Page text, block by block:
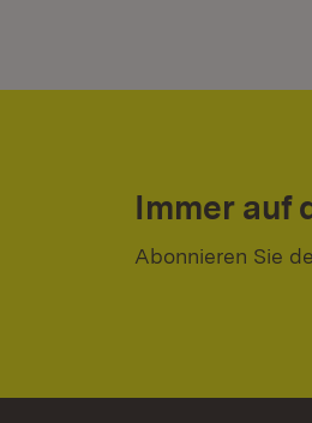
Immer auf
Abonnieren Sie